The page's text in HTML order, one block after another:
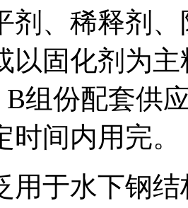
剂、稀释剂
以固化剂为
组份配套供
间内用完。
用于水下钢